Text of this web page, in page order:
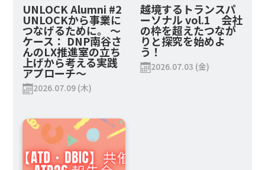
三角育生 氏
前経済産業省 サイバーセキュリティ・情報化審議
官
東海大学 情報通信学部 客員教授
サイバーセキュリティ、安全保障等の行政に長く携
セキュリティ基本法改正、日本年金機構のインシデ
ント対応等に従事。
2018年に経済産業省 サイバーセキュリティ・情報
化審議官に。2020年に退官。
UNLOCK Alumni #2
UNLOCKから事業に
つなげるために。 ～
ケース： DNP南谷さ
んのLX推進室の立ち
上げから考える実践
アプローチ～
2026.07.09 (木)
越境するトランスパ
ーソナル vol.1 会社
の枠を超えたつなが
りと探究を始めよ
う！
2026.07.03 (金)